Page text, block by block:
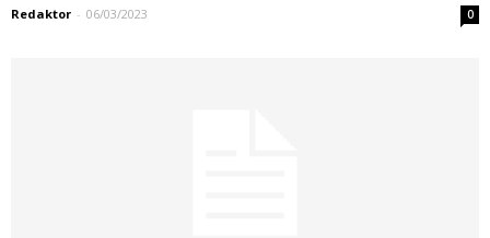
Redaktor - 06/03/2023 0